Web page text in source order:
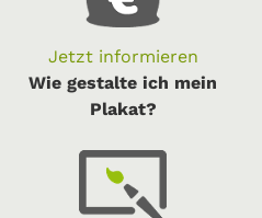
Jetzt informieren
Wie gestalte ich mein
Plakat?